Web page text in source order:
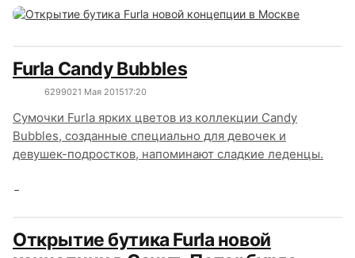
Furla Candy Bubbles
6299021 Мая 201517:20
Сумочки Furla ярких цветов из коллекции Candy
Bubbles, созданные специально для девочек и
девушек-подростков, напоминают сладкие леденцы.
Открытие бутика Furla новой